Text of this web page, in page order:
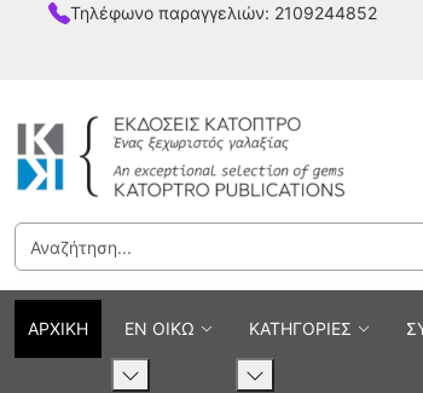
Τηλέφωνο παραγγελιών: 2109244852
ΑΡΧΙΚΗ ΕΝ ΟΙΚΩ ΚΑΤΗΓΟΡΙΕΣ